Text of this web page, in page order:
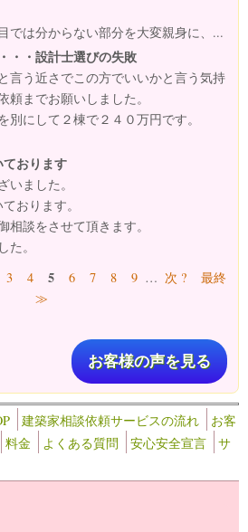
では分からない部分を大変親身に、...
・・設計士選びの失敗
言う近さでこの方でいいかと言う気持
頼までお願いしました。
別にして２棟で２４０万円です。
おります
いました。
おります。
相談をさせて頂きます。
た。
3 4 5 6 7 8 9 … 次 ?
最終
≫
お客様の声を見る
建築家相談依頼サービスの流れ
お客
料金 よくある質問 安心安全宣言
サ